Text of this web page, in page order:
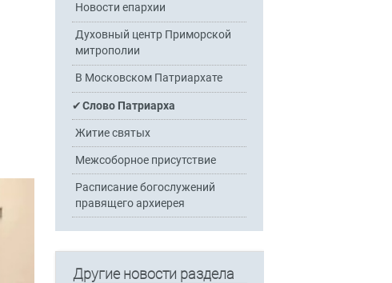
Новости епархии
Духовный центр Приморской
митрополии
В Московском Патриархате
Слово Патриарха
Житие святых
Межсоборное присутствие
Расписание богослужений
правящего архиерея
Другие новости раздела